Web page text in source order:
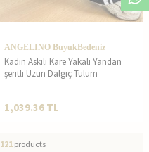
ANGELINO BuyukBedeniz
Kadın Askılı Kare Yakalı Yandan
şeritli Uzun Dalgıç Tulum
1,039.36 TL
121products